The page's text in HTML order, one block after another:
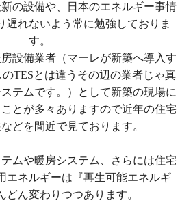
の設備や、日本のエネルギー事情
遅れないよう常に勉強しておりま
す。
房設備業者（マーレが新築へ導入す
のTESとは違うその辺の業者じゃ真
テムです。）として新築の現場に
とが多々ありますので近年の住宅
どを間近で見ております。
ムや暖房システム、さらには住宅
エネルギーは『再生可能エネルギ
どん変わりつつあります。